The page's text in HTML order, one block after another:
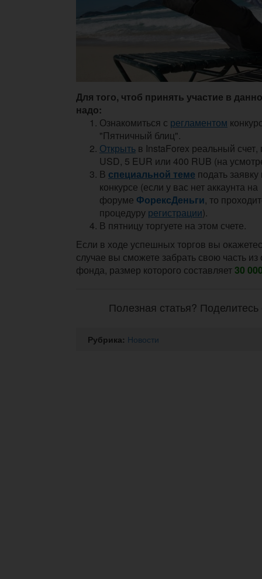
Для того, чтоб принять участие в
надо:
Ознакомиться с регламентом
"Пятничный блиц".
Открыть в InstaForex реальный счет,
USD, 5 EUR или 400 RUB (на
В специальной теме подать
конкурсе (если у вас нет аккаунта на
форуме ФорексДеньги, то
процедуру регистрации).
В пятницу торгуете на этом счете.
Если в ходе успешных торгов вы
случае вы сможете забрать свою часть
фонда, размер которого составляет 30
Полезная статья?
Рубрика: Новости